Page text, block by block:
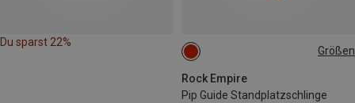
Du sparst 22%
Größen
Rock Empire
Pip Guide Standplatzschlinge
ONE SIZE